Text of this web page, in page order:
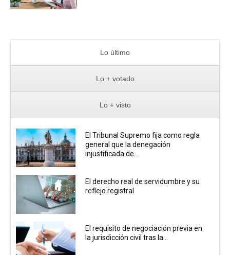
Lo último
Lo + votado
Lo + visto
El Tribunal Supremo fija como regla
general que la denegación
injustificada de...
El derecho real de servidumbre y su
reflejo registral
El requisito de negociación previa en
la jurisdicción civil tras la...